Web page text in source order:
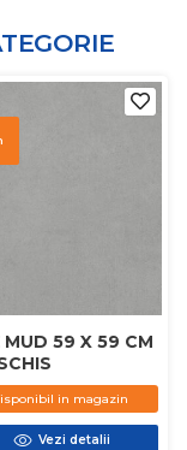
MUD 59 X 59 CM
in magazin
Vezi detalii